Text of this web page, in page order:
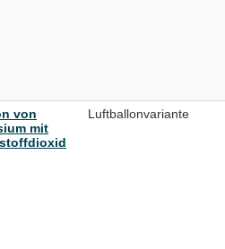
von
mit
Luftballonvariante